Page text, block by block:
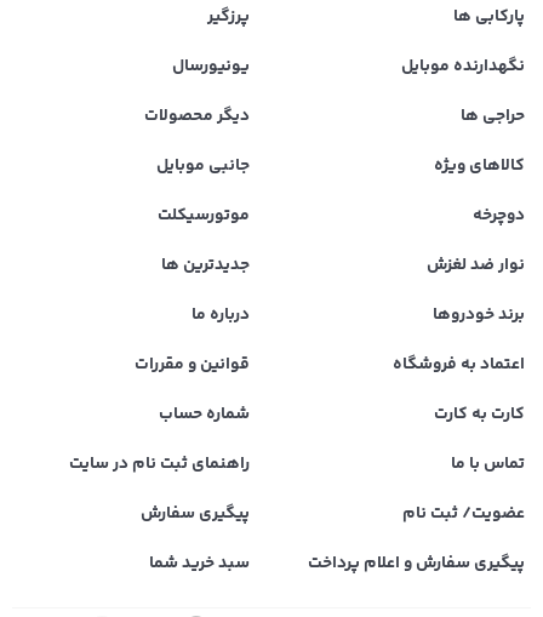
پارکابی ها
پرزگیر
نگهدارنده موبایل
یونیورسال
حراجی ها
دیگر محصولات
کالاهای ویژه
جانبی موبایل
دوچرخه
موتورسیکلت
نوار ضد لغزش
جدیدترین ها
برند خودروها
درباره ما
اعتماد به فروشگاه
قوانین و مقررات
کارت به کارت
شماره حساب
تماس با ما
راهنمای ثبت نام در سایت
عضویت/ ثبت نام
پیگیری سفارش
پیگیری سفارش و اعلام پرداخت
سبد خرید شما